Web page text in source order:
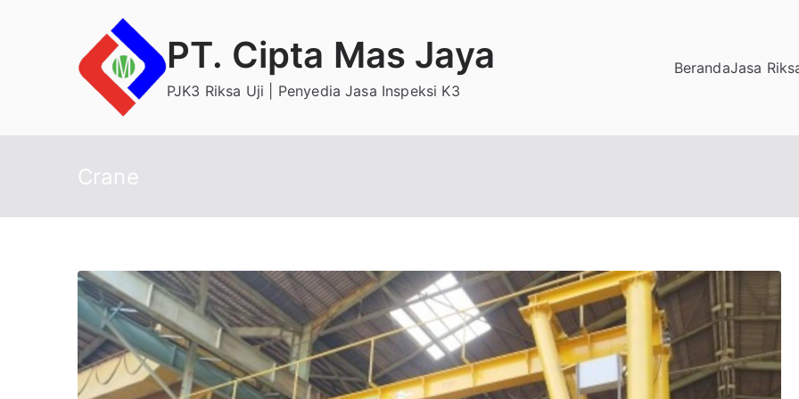
PT. Cipta Mas Jaya
PJK3 Riksa Uji | Penyedia Jasa Inspeksi K3
BerandaJasa
Crane